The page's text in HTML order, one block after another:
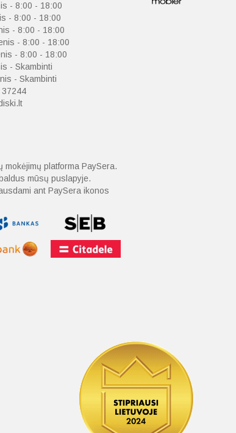
- 8:00 - 18:00
- 8:00 - 18:00
- 8:00 - 18:00
- 8:00 - 18:00
- 8:00 - 18:00
- Skambinti
- Skambinti
platforma PaySera.
mūsų puslapyje.
ant PaySera ikonos